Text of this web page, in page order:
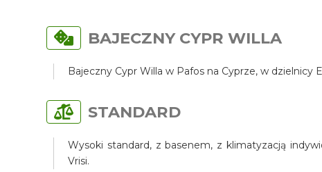
BAJECZNY CYPR WILLA
Bajeczny Cypr Willa w Pafos na Cyprze, w dzielnicy
STANDARD
Wysoki standard, z basenem, z klimatyzacją
Vrisi.